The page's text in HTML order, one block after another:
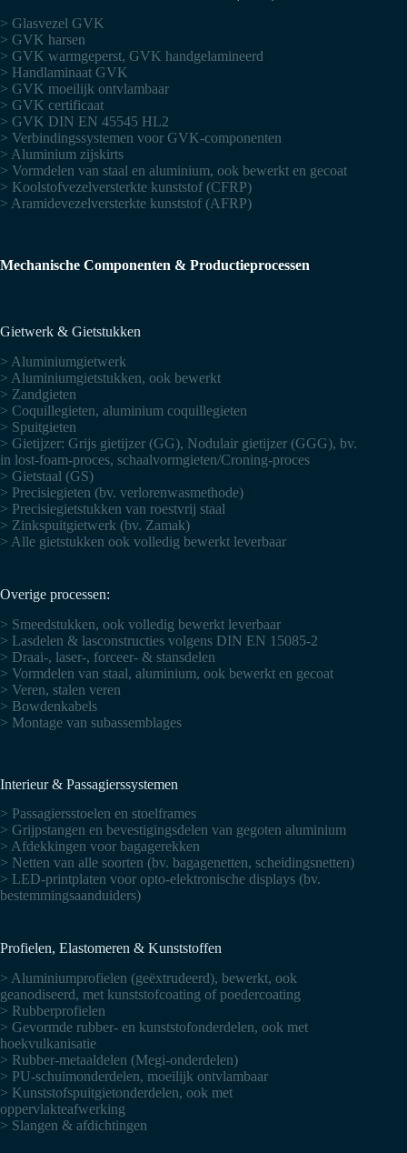
> Glasvezel GVK
> GVK harsen
> GVK warmgeperst, GVK handgelamineerd
> Handlaminaat GVK
> GVK moeilijk ontvlambaar
> GVK certificaat
> GVK DIN EN 45545 HL2
> Verbindingssystemen voor GVK-componenten
> Aluminium zijskirts
> Vormdelen van staal en aluminium, ook bewerkt en gecoat
> Koolstofvezelversterkte kunststof (CFRP)
> Aramidevezelversterkte kunststof (AFRP)
Mechanische Componenten & Productieprocessen
Gietwerk & Gietstukken
> Aluminiumgietwerk
> Aluminiumgietstukken, ook bewerkt
> Zandgieten
> Coquillegieten, aluminium coquillegieten
> Spuitgieten
> Gietijzer: Grijs gietijzer (GG), Nodulair gietijzer (GGG), bv.
in lost-foam-proces, schaalvormgieten/Croning-proces
> Gietstaal (GS)
> Precisiegieten (bv. verlorenwasmethode)
> Precisiegietstukken van roestvrij staal
> Zinkspuitgietwerk (bv. Zamak)
> Alle gietstukken ook volledig bewerkt leverbaar
Overige processen:
> Smeedstukken, ook volledig bewerkt leverbaar
> Lasdelen & lasconstructies volgens DIN EN 15085-2
> Draai-, laser-, forceer- & stansdelen
> Vormdelen van staal, aluminium, ook bewerkt en gecoat
> Veren, stalen veren
> Bowdenkabels
> Montage van subassemblages
Interieur & Passagierssystemen
> Passagiersstoelen en stoelframes
> Grijpstangen en bevestigingsdelen van gegoten aluminium
> Afdekkingen voor bagagerekken
> Netten van alle soorten (bv. bagagenetten, scheidingsnetten)
> LED-printplaten voor opto-elektronische displays (bv.
bestemmingsaanduiders)
Profielen, Elastomeren & Kunststoffen
> Aluminiumprofielen (geëxtrudeerd), bewerkt, ook
geanodiseerd, met kunststofcoating of poedercoating
> Rubberprofielen
> Gevormde rubber- en kunststofonderdelen, ook met
hoekvulkanisatie
> Rubber-metaaldelen (Megi-onderdelen)
> PU-schuimonderdelen, moeilijk ontvlambaar
> Kunststofspuitgietonderdelen, ook met
oppervlakteafwerking
> Slangen & afdichtingen